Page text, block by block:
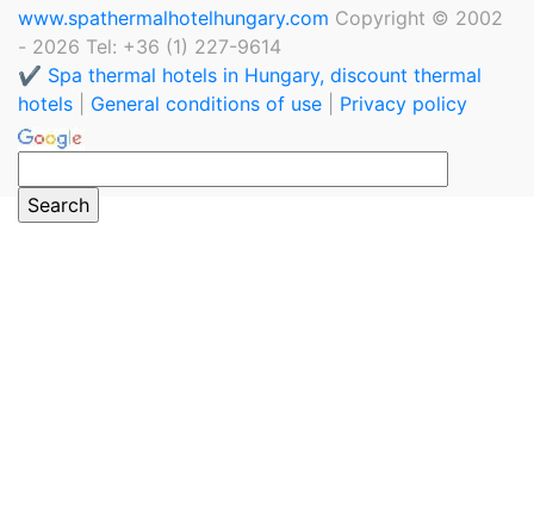
www.spathermalhotelhungary.com Copyright © 2002
- 2026 Tel: +36 (1) 227-9614
✔️ Spa thermal hotels in Hungary, discount thermal
hotels
General conditions of use Privacy policy